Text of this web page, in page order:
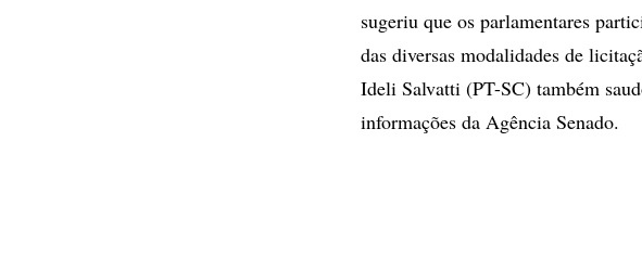
sugeriu que os parlamentares
das diversas modalidades de
Ideli Salvatti (PT-SC) também
informações da Agência Senado.